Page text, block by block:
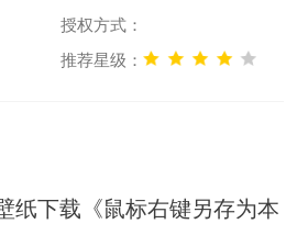
授权方式：
推荐星级：
纸下载《鼠标右键另存为本